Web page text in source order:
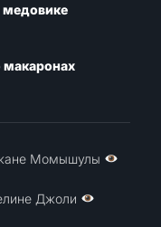
медовике
макаронах
Момышулы
Джоли